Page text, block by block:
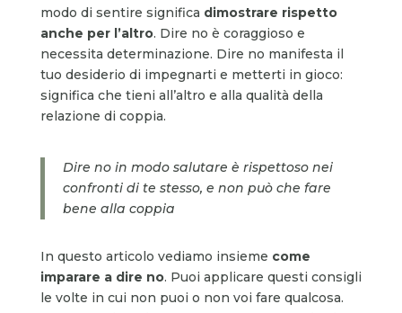
modo di sentire significa dimostrare rispetto
anche per l’altro. Dire no è coraggioso e
necessita determinazione. Dire no manifesta il
tuo desiderio di impegnarti e metterti in gioco:
significa che tieni all’altro e alla qualità della
relazione di coppia.
Dire no in modo salutare è rispettoso nei
confronti di te stesso, e non può che fare
bene alla coppia
In questo articolo vediamo insieme come
imparare a dire no. Puoi applicare questi consigli
le volte in cui non puoi o non voi fare qualcosa.